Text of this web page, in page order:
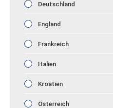
Deutschland
England
Frankreich
Italien
Kroatien
Österreich